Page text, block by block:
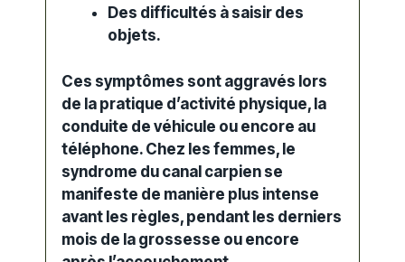
Des difficultés à saisir des
objets.
Ces symptômes sont aggravés lors
de la pratique d’activité physique, la
conduite de véhicule ou encore au
téléphone. Chez les femmes, le
syndrome du canal carpien se
manifeste de manière plus intense
avant les règles, pendant les derniers
mois de la grossesse ou encore